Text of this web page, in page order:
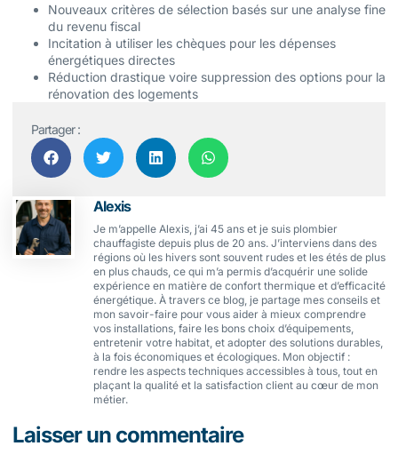
Nouveaux critères de sélection basés sur une analyse fine
du revenu fiscal
Incitation à utiliser les chèques pour les dépenses
énergétiques directes
Réduction drastique voire suppression des options pour la
rénovation des logements
Partager :
Alexis
Je m’appelle Alexis, j’ai 45 ans et je suis plombier
chauffagiste depuis plus de 20 ans. J’interviens dans des
régions où les hivers sont souvent rudes et les étés de plus
en plus chauds, ce qui m’a permis d’acquérir une solide
expérience en matière de confort thermique et d’efficacité
énergétique. À travers ce blog, je partage mes conseils et
mon savoir-faire pour vous aider à mieux comprendre
vos installations, faire les bons choix d’équipements,
entretenir votre habitat, et adopter des solutions durables,
à la fois économiques et écologiques. Mon objectif :
rendre les aspects techniques accessibles à tous, tout en
plaçant la qualité et la satisfaction client au cœur de mon
métier.
Laisser un commentaire